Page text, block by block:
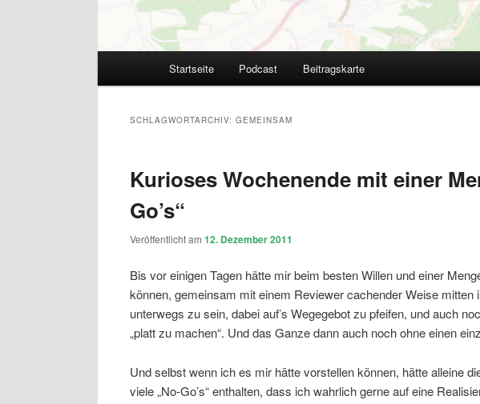
Startseite Podcast Beitragskarte
SCHLAGWORTARCHIV: GEMEINSAM
Kurioses Wochenende mit einer
Go’s“
Veröffentlicht am 12. Dezember 2011
Bis vor einigen Tagen hätte mir beim besten Willen und einer
können, gemeinsam mit einem Reviewer cachender Weise mitten
unterwegs zu sein, dabei auf’s Wegegebot zu pfeifen, und auch
„platt zu machen“. Und das Ganze dann auch noch ohne einen
Und selbst wenn ich es mir hätte vorstellen können, hätte alleine
viele „No-Go’s“ enthalten, dass ich wahrlich gerne auf eine